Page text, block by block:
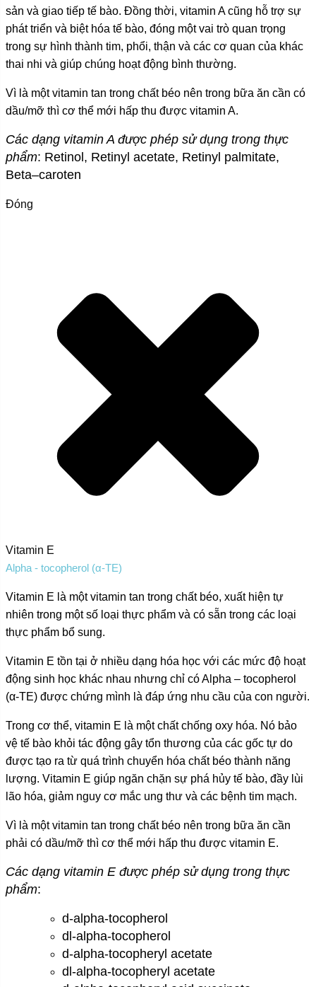
sản và giao tiếp tế bào. Đồng thời, vitamin A cũng hỗ trợ sự
phát triển và biệt hóa tế bào, đóng một vai trò quan trọng
trong sự hình thành tim, phổi, thận và các cơ quan của khác
thai nhi và giúp chúng hoạt động bình thường.
Vì là một vitamin tan trong chất béo nên trong bữa ăn cần có
dầu/mỡ thì cơ thể mới hấp thu được vitamin A.
Các dạng vitamin A được phép sử dụng trong thực
phẩm: Retinol, Retinyl acetate, Retinyl palmitate,
Beta–caroten
Đóng
Vitamin E
Alpha - tocopherol (α-TE)
Vitamin E là một vitamin tan trong chất béo, xuất hiện tự
nhiên trong một số loại thực phẩm và có sẵn trong các loại
thực phẩm bổ sung.
Vitamin E tồn tại ở nhiều dạng hóa học với các mức độ hoạt
động sinh học khác nhau nhưng chỉ có Alpha – tocopherol
(α-TE) được chứng mình là đáp ứng nhu cầu của con người.
Trong cơ thể, vitamin E là một chất chống oxy hóa. Nó bảo
vệ tế bào khỏi tác động gây tổn thương của các gốc tự do
được tạo ra từ quá trình chuyển hóa chất béo thành năng
lượng. Vitamin E giúp ngăn chặn sự phá hủy tế bào, đầy lùi
lão hóa, giảm nguy cơ mắc ung thư và các bệnh tim mạch.
Vì là một vitamin tan trong chất béo nên trong bữa ăn cần
phải có dầu/mỡ thì cơ thể mới hấp thu được vitamin E.
Các dạng vitamin E được phép sử dụng trong thực
phẩm:
d-alpha-tocopherol
dl-alpha-tocopherol
d-alpha-tocopheryl acetate
dl-alpha-tocopheryl acetate